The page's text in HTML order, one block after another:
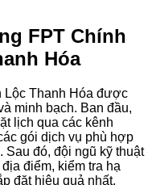
FPT Chính
Hóa
Lộc Thanh Hóa được
minh bạch. Ban đầu,
lịch qua các kênh
gói dịch vụ phù hợp
đó, đội ngũ kỹ thuật
điểm, kiểm tra hạ
đặt hiệu quả nhất.